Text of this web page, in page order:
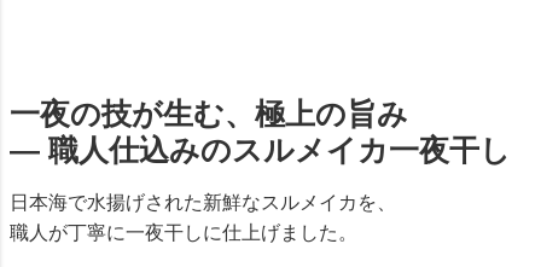
一夜の技が生む、極上の旨み
― 職人仕込みのスルメイカ一夜干し
日本海で水揚げされた新鮮なスルメイカを、
職人が丁寧に一夜干しに仕上げました。